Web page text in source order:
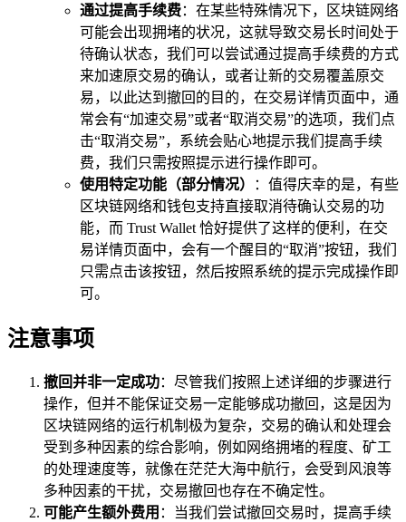
通过提高手续费：在某些特殊情况下，区块链网络
可能会出现拥堵的状况，这就导致交易长时间处于
待确认状态，我们可以尝试通过提高手续费的方式
来加速原交易的确认，或者让新的交易覆盖原交
易，以此达到撤回的目的，在交易详情页面中，通
常会有“加速交易”或者“取消交易”的选项，我们点
击“取消交易”，系统会贴心地提示我们提高手续
费，我们只需按照提示进行操作即可。
使用特定功能（部分情况）
：值得庆幸的是，有些
区块链网络和钱包支持直接取消待确认交易的功
能，而 Trust Wallet 恰好提供了这样的便利，在交
易详情页面中，会有一个醒目的“取消”按钮，我们
只需点击该按钮，然后按照系统的提示完成操作即
可。
注意事项
撤回并非一定成功：尽管我们按照上述详细的步骤进行
操作，但并不能保证交易一定能够成功撤回，这是因为
区块链网络的运行机制极为复杂，交易的确认和处理会
受到多种因素的综合影响，例如网络拥堵的程度、矿工
的处理速度等，就像在茫茫大海中航行，会受到风浪等
多种因素的干扰，交易撤回也存在不确定性。
可能产生额外费用 ：当我们尝试撤回交易时，提高手续